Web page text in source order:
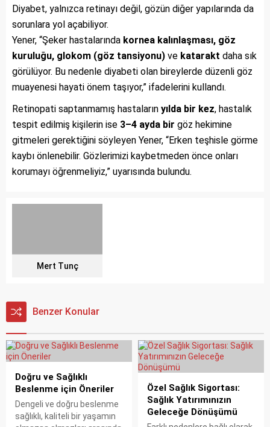
Diyabet, yalnızca retinayı değil, gözün diğer yapılarında da
sorunlara yol açabiliyor.
Yener, “Şeker hastalarında kornea kalınlaşması, göz
kuruluğu, glokom (göz tansiyonu) ve katarakt daha sık
görülüyor. Bu nedenle diyabeti olan bireylerde düzenli göz
muayenesi hayati önem taşıyor,” ifadelerini kullandı.
Retinopati saptanmamış hastaların yılda bir kez, hastalık
tespit edilmiş kişilerin ise 3–4 ayda bir göz hekimine
gitmeleri gerektiğini söyleyen Yener, “Erken teşhisle görme
kaybı önlenebilir. Gözlerimizi kaybetmeden önce onları
korumayı öğrenmeliyiz,” uyarısında bulundu.
Mert Tunç
Benzer Konular
Doğru ve Sağlıklı
Beslenme için Öneriler
Dengeli ve doğru beslenme
sağlıklı, kaliteli bir yaşamın
Özel Sağlık Sigortası:
Sağlık Yatırımınızın
Geleceğe Dönüşümü